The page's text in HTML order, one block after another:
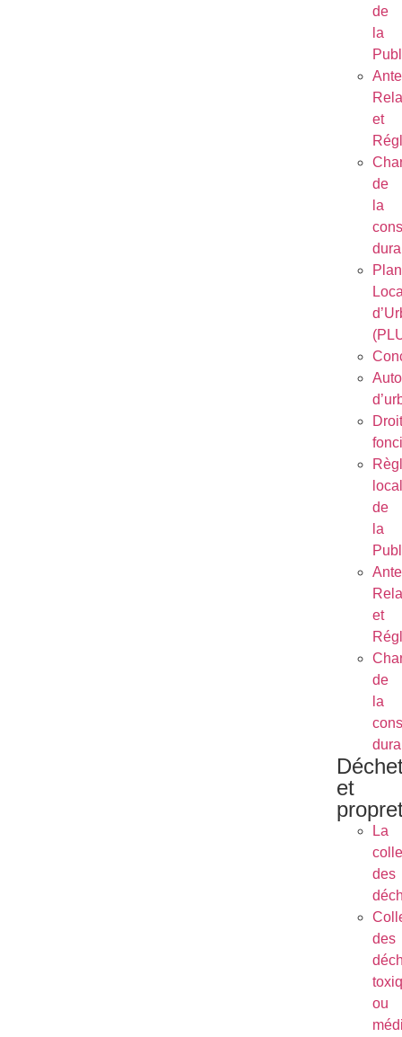
de
la
et
de
la
Plan
Droit
local
de
la
et
de
la
et
La
des
des
ou